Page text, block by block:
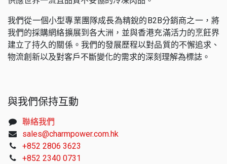
我們從一個小型專業團隊成長為精銳的B2B分銷商之一，將
我們的採購網絡擴展到各大洲，並與香港充滿活力的烹飪界
建立了持久的關係。我們的發展歷程以對品質的不懈追求、
物流創新以及對客戶不斷變化的需求的深刻理解為標誌。
與我們保持互動
聯絡我們
sales@charmpower.com.hk
+852 2806 3623
+852 2340 0731